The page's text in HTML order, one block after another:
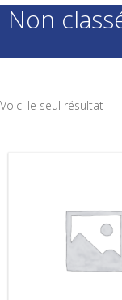
Non
Voici le seul résultat